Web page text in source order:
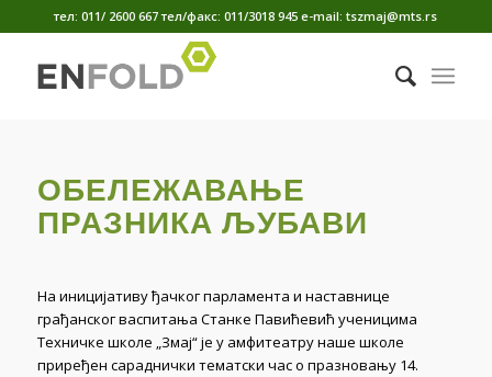
тел: 011/ 2600 667 тел/факс: 011/3018 945 е-mail: tszmaj@mts.rs
ОБЕЛЕЖАВАЊЕ
ПРАЗНИКА ЉУБАВИ
На иницијативу ђачког парламента и наставнице
грађанског васпитања Станке Павићевић ученицима
Техничке школе „Змај“ је у амфитеатру наше школе
приређен сараднички тематски час о празновању 14.